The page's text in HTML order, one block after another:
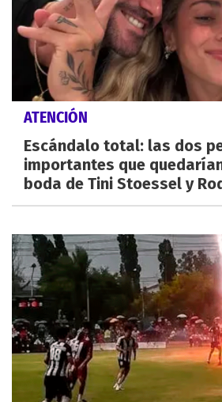
ATENCIÓN
Escándalo total: las dos
importantes que
boda de Tini Stoessel y